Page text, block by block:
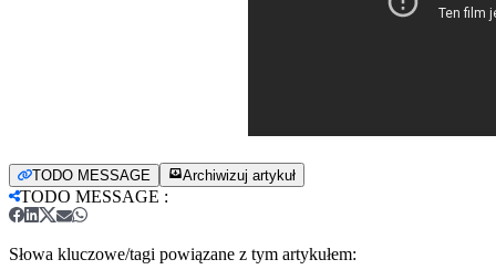
TODO MESSAGE Archiwizuj artykuł
TODO MESSAGE :
Słowa kluczowe/tagi powiązane z tym artykułem: